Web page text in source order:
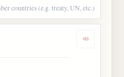
countries (e.g. treaty, UN, etc.)
Dengarkan